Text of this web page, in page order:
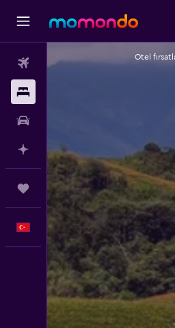
Uçak Bileti
AI ile Planla
Trips
Türkçe
Otel